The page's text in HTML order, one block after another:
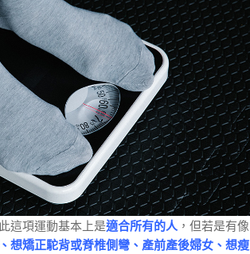
這項運動基本上是適合所有的人 ，但若是有像
想矯正駝背或脊椎側彎、產前產後婦女、想瘦